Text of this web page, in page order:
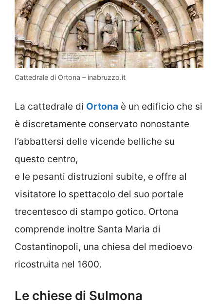
Cattedrale di Ortona – inabruzzo.it
La cattedrale di Ortona è un edificio che si
è discretamente conservato nonostante
l’abbattersi delle vicende belliche su
questo centro,
e le pesanti distruzioni subite, e offre al
visitatore lo spettacolo del suo portale
trecentesco di stampo gotico. Ortona
comprende inoltre Santa Maria di
Costantinopoli, una chiesa del medioevo
ricostruita nel 1600.
Le chiese di Sulmona